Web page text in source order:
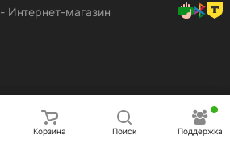
Подписаться
Корзина Поиск Поддержка
- Интернет-магазин